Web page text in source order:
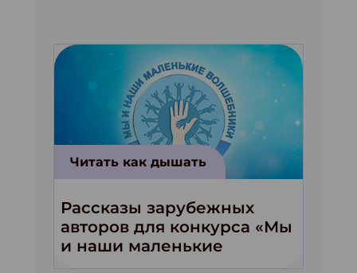
Читать как дышать
Рассказы зарубежных
авторов для конкурса «Мы
и наши маленькие
волшебники!»